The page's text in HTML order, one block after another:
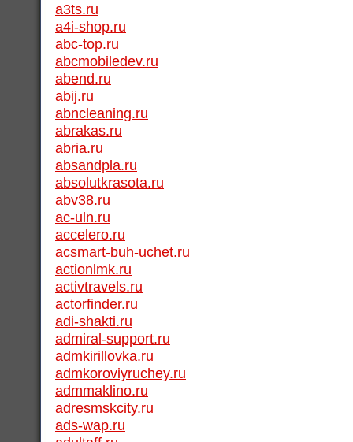
a3ts.ru
a4i-shop.ru
abc-top.ru
abcmobiledev.ru
abend.ru
abij.ru
abncleaning.ru
abrakas.ru
abria.ru
absandpla.ru
absolutkrasota.ru
abv38.ru
ac-uln.ru
accelero.ru
acsmart-buh-uchet.ru
actionlmk.ru
activtravels.ru
actorfinder.ru
adi-shakti.ru
admiral-support.ru
admkirillovka.ru
admkoroviyruchey.ru
admmaklino.ru
adresmskcity.ru
ads-wap.ru